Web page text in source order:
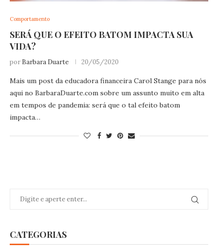
Comportamento
SERÁ QUE O EFEITO BATOM IMPACTA SUA
VIDA?
por Barbara Duarte 20/05/2020
Mais um post da educadora financeira Carol Stange para nós
aqui no BarbaraDuarte.com sobre um assunto muito em alta
em tempos de pandemia: será que o tal efeito batom
impacta…
CATEGORIAS